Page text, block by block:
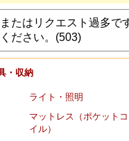
たはリクエスト過多で
ださい。(503)
・収納
ライト・照明
マットレス（ポケットコ
イル）